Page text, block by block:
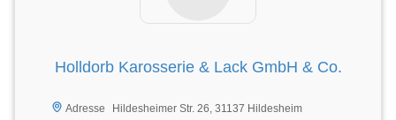
Holldorb Karosserie & Lack GmbH & Co.
Adresse
Hildesheimer Str. 26, 31137 Hildesheim